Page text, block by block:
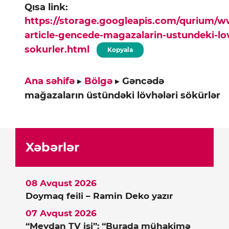
Qısa link:
https://storage.googleapis.com/qurium/
article-gencede-magazalarin-ustundeki-
sokurler.html
Kopyala
Ana səhifə ▸ Bölgə ▸ Gəncədə
mağazaların üstündəki lövhələri sökürlər
Xəbərlər
Doymaq feili – Ramin Deko yazır
08 Avqust 2026
“Meydan TV işi”: “Burada mühakimə
07 Avqust 2026